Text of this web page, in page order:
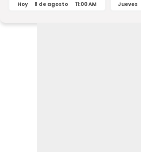
Hoy 8 de agosto 11:00 AM Jueves